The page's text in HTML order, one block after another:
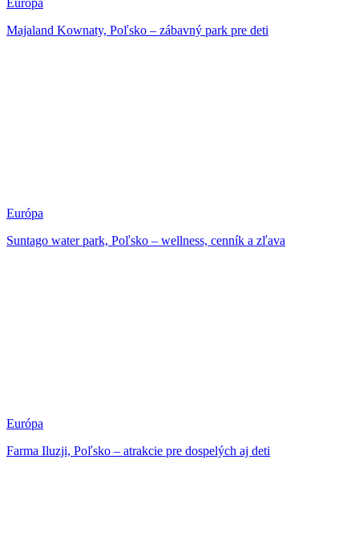
Európa
Majaland Kownaty, Poľsko – zábavný park pre deti
Európa
Suntago water park, Poľsko – wellness, cenník a zľava
Európa
Farma Iluzji, Poľsko – atrakcie pre dospelých aj deti